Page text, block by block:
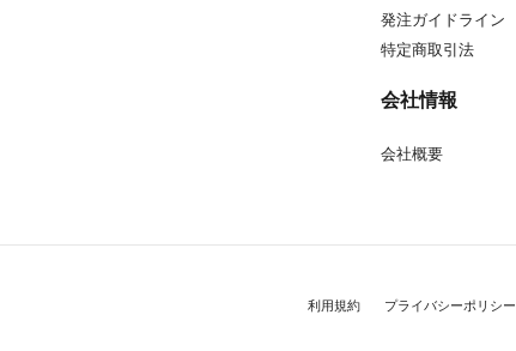
発注ガイドライン
特定商取引法
会社情報
会社概要
利用規約 プライバシーポリシー